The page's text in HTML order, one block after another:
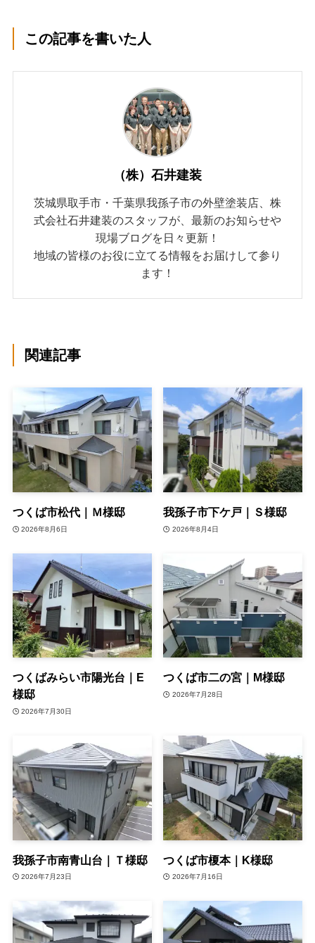
この記事を書いた人
（株）石井建装
茨城県取手市・千葉県我孫子市の外壁塗装店、株
式会社石井建装のスタッフが、最新のお知らせや
現場ブログを日々更新！
地域の皆様のお役に立てる情報をお届けして参り
ます！
関連記事
つくば市松代｜Ｍ様邸
2026年8月6日
我孫子市下ケ戸｜Ｓ様邸
2026年8月4日
つくばみらい市陽光台｜E
様邸
2026年7月30日
つくば市二の宮｜M様邸
2026年7月28日
我孫子市南青山台｜Ｔ様邸
2026年7月23日
つくば市榎本｜K様邸
2026年7月16日